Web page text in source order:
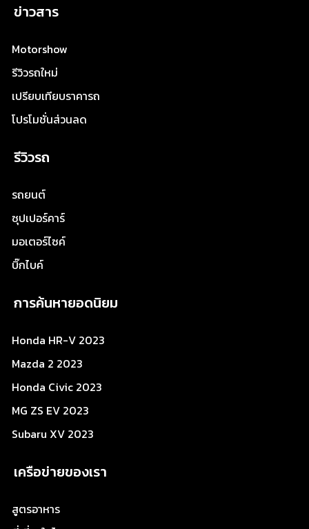
ข่าวสาร
Motorshow
รีวิวรถใหม่
เปรียบเทียบราคารถ
โปรโมชั่นส่วนลด
รีวิวรถ
รถยนต์
ซุปเปอร์คาร์
มอเตอร์ไซค์
บิ๊กไบค์
การค้นหายอดนิยม
Honda HR-V 2023
Mazda 2 2023
Honda Civic 2023
MG ZS EV 2023
Subaru XV 2023
เครือข่ายของเรา
สูตรอาหาร